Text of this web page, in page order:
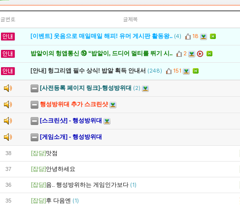
글번호 글제목
[이벤트] 웃음으로 매일매일 해피! 유머 게시판 활동왕.. (4) 18
밥알이의 헝앱통신 ⑲ “밥알이, 드디어 멀티를 뛰기 시.. 2
[안내] 헝그리앱 필수 상식! 밥알 획득 안내서 (248) 151
[사전등록 페이지 링크]-행성방위대 (2)
행성방위대 추가 스크린샷
[스크린샷] - 행성방위대
[게임소개] - 행성방위대
38 [잡담]맛점
37 [잡담]안녕하세요
36 [잡담]음.. 행성방위하는 게임인가보다 (1)
35 [잡담]후 다음엔 (1)